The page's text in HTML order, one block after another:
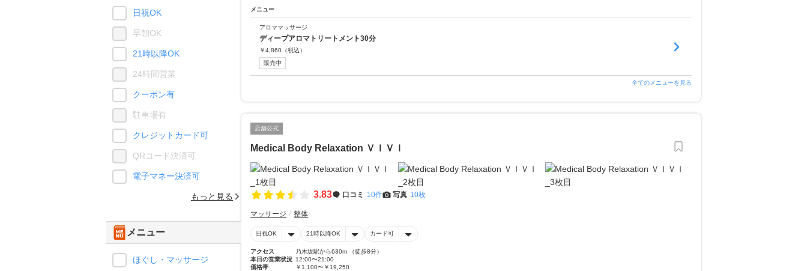
メニュー
アロママッサージ
ディープアロマトリートメント30分
￥4,860 （税込）
販売中
全てのメニューを見る
店舗公式
Medical Body Relaxation ＶＩＶＩ
3.83 口コミ 10件 写真 10枚
マッサージ 整体
日祝OK 21時以降OK カード可
アクセス
乃木坂駅から630m （徒歩8分）
本日の営業状況 12:00〜21:00
価格帯
￥1,100〜￥19,250
日祝OK
早朝OK
21時以降OK
24時間営業
クーポン有
駐車場有
クレジットカード可
QRコード決済可
電子マネー決済可
もっと見る
メニュー
ほぐし・マッサージ